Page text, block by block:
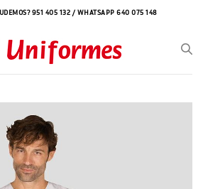
951 405 132 / WHATSAPP 640 075 148